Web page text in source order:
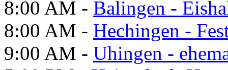
8:00 AM - Balingen -
8:00 AM - Hechingen -
9:00 AM - Uhingen -